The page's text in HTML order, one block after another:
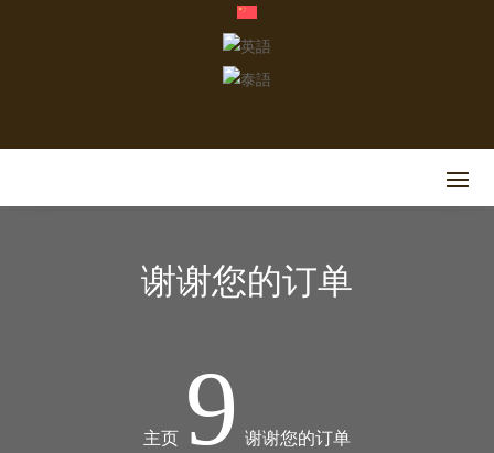
谢谢您的订单
主页 9 谢谢您的订单